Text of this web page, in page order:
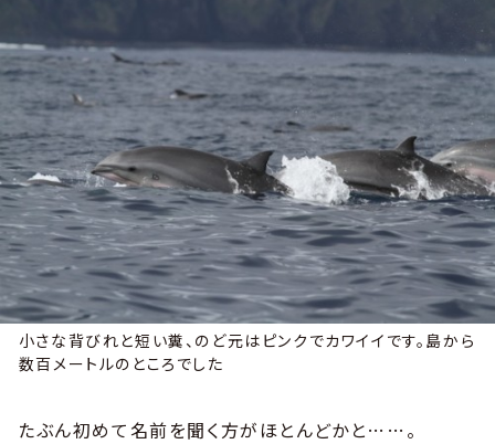
小さな背びれと短い糞、のど元はピンクでカワイイです。島から
数百メートルのところでした
たぶん初めて名前を聞く方がほとんどかと……。